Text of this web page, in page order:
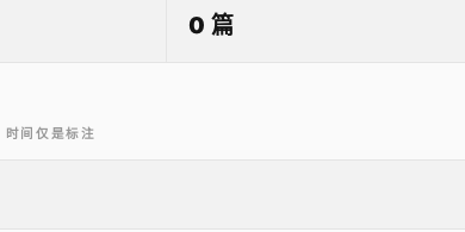
0 篇
间仅是标注